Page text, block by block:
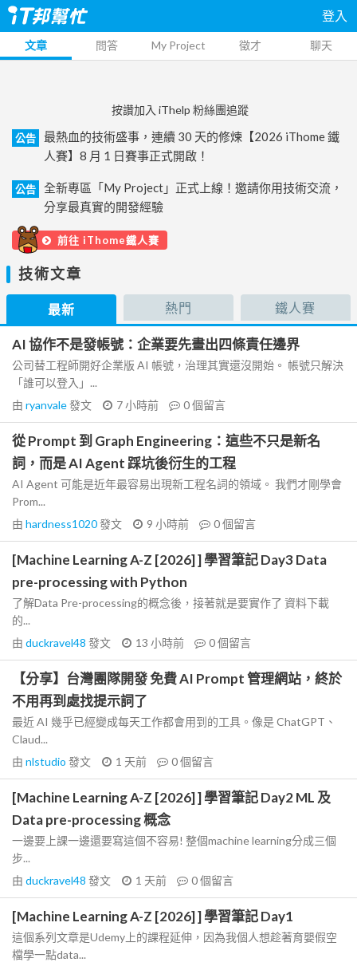
登入
文章 問答 My Project 徵才 聊天
按讚加入 iThelp 粉絲團追蹤
公告
最熱血的技術盛事，連續 30 天的修煉【2026 iThome 鐵
人賽】8 月 1 日賽事正式開啟！
公告
全新專區「My Project」正式上線！邀請你用技術交流，
分享最真實的開發經驗
前往 iThome鐵人賽
技術文章
最新 熱門 鐵人賽
AI 協作不是發帳號：企業要先畫出四條責任邊界
公司替工程師開好企業版 AI 帳號，治理其實還沒開始。 帳號只解決
「誰可以登入」...
由 ryanvale發文 7 小時前 0個留言
從 Prompt 到 Graph Engineering：這些不只是新名
詞，而是 AI Agent 踩坑後衍生的工程
AI Agent 可能是近年最容易出現新工程名詞的領域。 我們才剛學會
Prom...
由 hardness1020發文 9 小時前 0個留言
[Machine Learning A-Z [2026] ] 學習筆記 Day3 Data
pre-processing with Python
了解Data Pre-processing的概念後，接著就是要實作了 資料下載
的...
由 duckravel48 發文 13 小時前 0個留言
【分享】台灣團隊開發 免費 AI Prompt 管理網站，終於
不用再到處找提示詞了
最近 AI 幾乎已經變成每天工作都會用到的工具。像是 ChatGPT、
Claud...
由 nlstudio 發文 1 天前 0個留言
[Machine Learning A-Z [2026] ] 學習筆記 Day2 ML 及
Data pre-processing 概念
一邊要上課一邊還要寫這個不容易! 整個machine learning分成三個
步...
由 duckravel48 發文 1 天前 0個留言
[Machine Learning A-Z [2026] ] 學習筆記 Day1
這個系列文章是Udemy上的課程延伸，因為我個人想趁著育嬰假空
檔學一點data...